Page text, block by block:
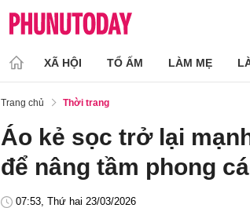
XÃ HỘI TỔ ẤM LÀM MẸ
Trang chủ Thời trang
Áo kẻ sọc trở lại
để nâng tầm phong
07:53, Thứ hai 23/03/2026